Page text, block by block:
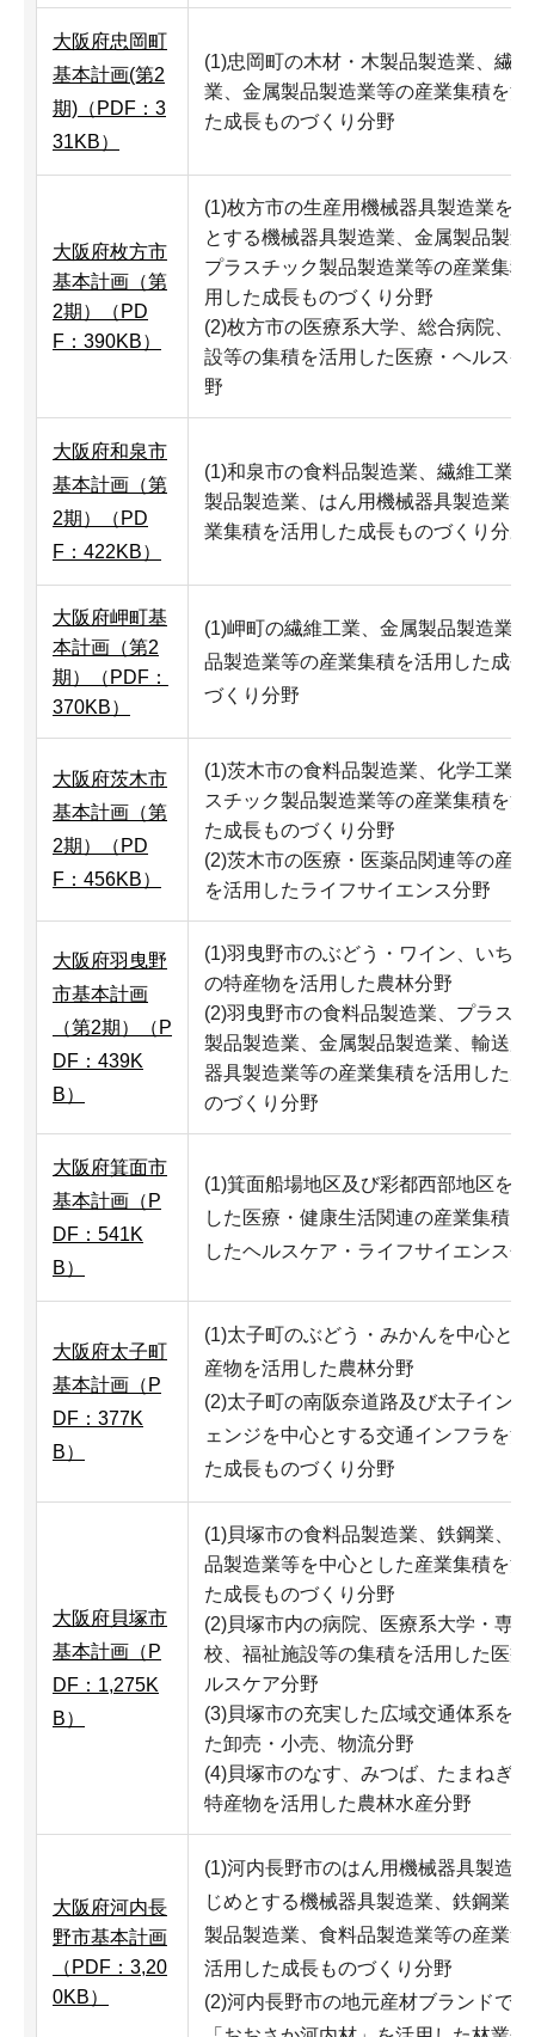
大阪府忠岡町
基本計画(第2
期)（PDF：3
31KB）
(1)忠岡町の木材・木製品製造業、繊
業、金属製品製造業等の産業集積を活
た成長ものづくり分野
大阪府枚方市
基本計画（第
2期）（PD
F：390KB）
(1)枚方市の生産用機械器具製造業を
とする機械器具製造業、金属製品製造
プラスチック製品製造業等の産業集積
用した成長ものづくり分野
(2)枚方市の医療系大学、総合病院、
設等の集積を活用した医療・ヘルスケ
野
大阪府和泉市
基本計画（第
2期）（PD
F：422KB）
(1)和泉市の食料品製造業、繊維工業
製品製造業、はん用機械器具製造業等
業集積を活用した成長ものづくり分野
大阪府岬町基
本計画（第2
期）（PDF：
370KB）
(1)岬町の繊維工業、金属製品製造業
品製造業等の産業集積を活用した成長
づくり分野
大阪府茨木市
基本計画（第
2期）（PD
F：456KB）
(1)茨木市の食料品製造業、化学工業
スチック製品製造業等の産業集積を活
た成長ものづくり分野
(2)茨木市の医療・医薬品関連等の産
を活用したライフサイエンス分野
大阪府羽曳野
市基本計画
（第2期）（P
DF：439K
B）
(1)羽曳野市のぶどう・ワイン、いち
の特産物を活用した農林分野
(2)羽曳野市の食料品製造業、プラス
製品製造業、金属製品製造業、輸送用
器具製造業等の産業集積を活用した成
のづくり分野
大阪府箕面市
基本計画（P
DF：541K
B）
(1)箕面船場地区及び彩都西部地区を
した医療・健康生活関連の産業集積を
したヘルスケア・ライフサイエンス分
大阪府太子町
基本計画（P
DF：377K
B）
(1)太子町のぶどう・みかんを中心と
産物を活用した農林分野
(2)太子町の南阪奈道路及び太子イン
ェンジを中心とする交通インフラを活
た成長ものづくり分野
大阪府貝塚市
基本計画（P
DF：1,275K
B）
(1)貝塚市の食料品製造業、鉄鋼業、
品製造業等を中心とした産業集積を活
た成長ものづくり分野
(2)貝塚市内の病院、医療系大学・専
校、福祉施設等の集積を活用した医療
ルスケア分野
(3)貝塚市の充実した広域交通体系を
た卸売・小売、物流分野
(4)貝塚市のなす、みつば、たまねぎ
特産物を活用した農林水産分野
大阪府河内長
野市基本計画
（PDF：3,20
0KB）
(1)河内長野市のはん用機械器具製造
じめとする機械器具製造業、鉄鋼業、
製品製造業、食料品製造業等の産業集
活用した成長ものづくり分野
(2)河内長野市の地元産材ブランドで